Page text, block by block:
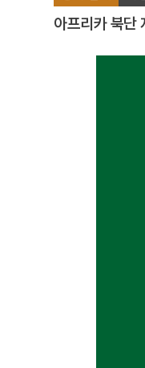
아프리카 북단